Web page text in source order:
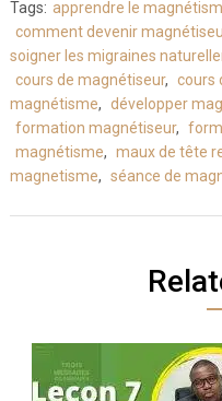
Tags: apprendre le
comment devenir
soigner les migraines
cours de magnétiseur, cours
magnétisme, développer
formation magnétiseur,
magnétisme, maux de tête
magnetisme, séance de